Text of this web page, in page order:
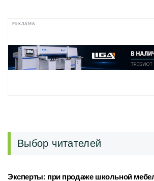
РЕКЛАМА
Выбор читателей
Эксперты: при продаже школьной